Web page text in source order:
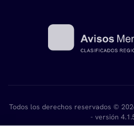
Todos los derechos reservados ©
- versión
Desarrollado por